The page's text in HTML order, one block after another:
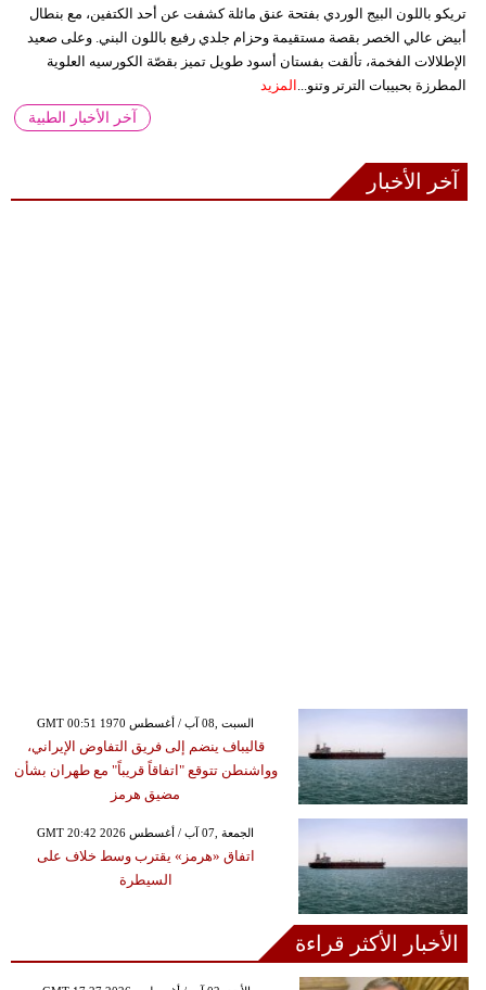
تريكو باللون البيج الوردي بفتحة عنق مائلة كشفت عن أحد الكتفين، مع بنطال
أبيض عالي الخصر بقصة مستقيمة وحزام جلدي رفيع باللون البني. وعلى صعيد
الإطلالات الفخمة، تألقت بفستان أسود طويل تميز بقصّة الكورسيه العلوية
المطرزة بحبيبات الترتر وتنو... المزيد
آخر الأخبار الطبية
آخر الأخبار
GMT 00:51 1970 السبت ,08 آب / أغسطس
قاليباف ينضم إلى فريق التفاوض الإيراني،
وواشنطن تتوقع "اتفاقاً قريباً" مع طهران بشأن
مضيق هرمز
GMT 20:42 2026 الجمعة ,07 آب / أغسطس
اتفاق «هرمز» يقترب وسط خلاف على
السيطرة
الأخبار الأكثر قراءة